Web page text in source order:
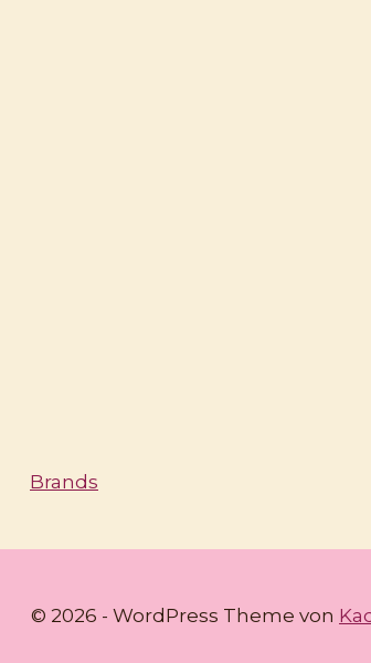
Brands
© 2026 - WordPress Theme von